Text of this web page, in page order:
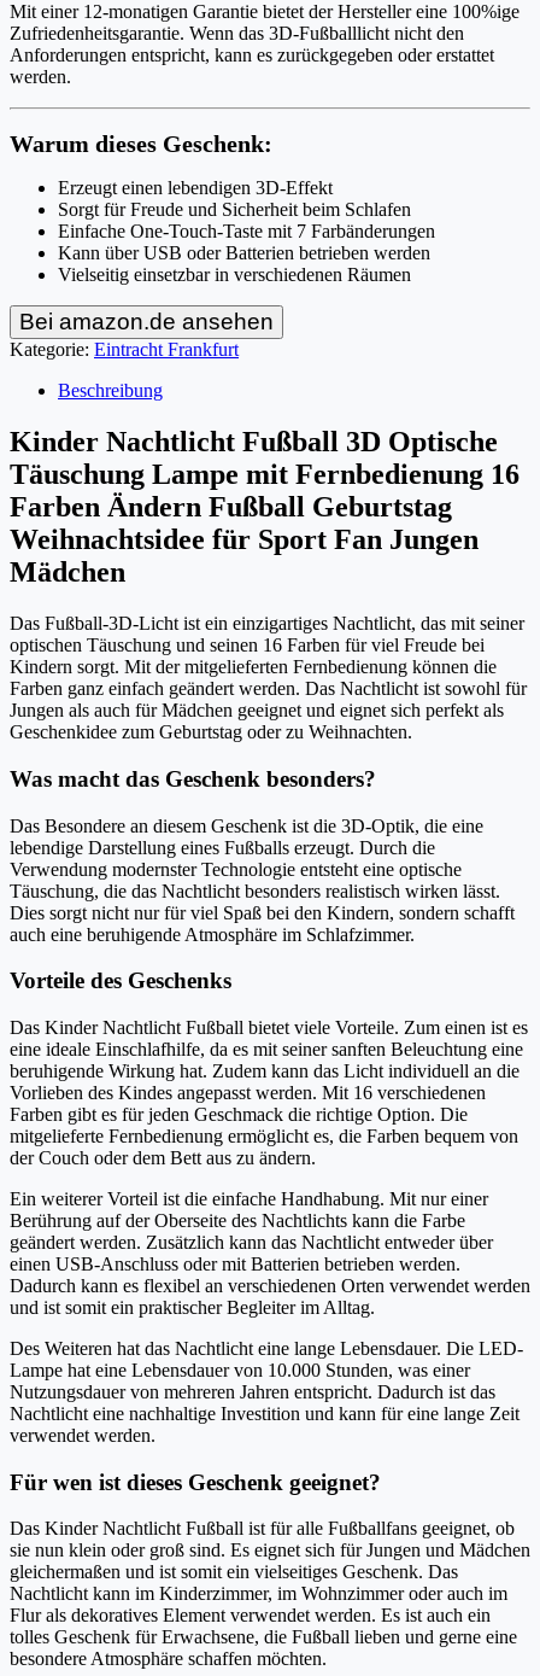
Mit einer 12-monatigen Garantie bietet der Hersteller eine 100%ige
Zufriedenheitsgarantie. Wenn das 3D-Fußballlicht nicht den
Anforderungen entspricht, kann es zurückgegeben oder erstattet
werden.
Warum dieses Geschenk:
Erzeugt einen lebendigen 3D-Effekt
Sorgt für Freude und Sicherheit beim Schlafen
Einfache One-Touch-Taste mit 7 Farbänderungen
Kann über USB oder Batterien betrieben werden
Vielseitig einsetzbar in verschiedenen Räumen
Bei amazon.de ansehen
Kategorie: Eintracht Frankfurt
Beschreibung
Kinder Nachtlicht Fußball 3D Optische
Täuschung Lampe mit Fernbedienung 16
Farben Ändern Fußball Geburtstag
Weihnachtsidee für Sport Fan Jungen
Mädchen
Das Fußball-3D-Licht ist ein einzigartiges Nachtlicht, das mit seiner
optischen Täuschung und seinen 16 Farben für viel Freude bei
Kindern sorgt. Mit der mitgelieferten Fernbedienung können die
Farben ganz einfach geändert werden. Das Nachtlicht ist sowohl für
Jungen als auch für Mädchen geeignet und eignet sich perfekt als
Geschenkidee zum Geburtstag oder zu Weihnachten.
Was macht das Geschenk besonders?
Das Besondere an diesem Geschenk ist die 3D-Optik, die eine
lebendige Darstellung eines Fußballs erzeugt. Durch die
Verwendung modernster Technologie entsteht eine optische
Täuschung, die das Nachtlicht besonders realistisch wirken lässt.
Dies sorgt nicht nur für viel Spaß bei den Kindern, sondern schafft
auch eine beruhigende Atmosphäre im Schlafzimmer.
Vorteile des Geschenks
Das Kinder Nachtlicht Fußball bietet viele Vorteile. Zum einen ist es
eine ideale Einschlafhilfe, da es mit seiner sanften Beleuchtung eine
beruhigende Wirkung hat. Zudem kann das Licht individuell an die
Vorlieben des Kindes angepasst werden. Mit 16 verschiedenen
Farben gibt es für jeden Geschmack die richtige Option. Die
mitgelieferte Fernbedienung ermöglicht es, die Farben bequem von
der Couch oder dem Bett aus zu ändern.
Ein weiterer Vorteil ist die einfache Handhabung. Mit nur einer
Berührung auf der Oberseite des Nachtlichts kann die Farbe
geändert werden. Zusätzlich kann das Nachtlicht entweder über
einen USB-Anschluss oder mit Batterien betrieben werden.
Dadurch kann es flexibel an verschiedenen Orten verwendet werden
und ist somit ein praktischer Begleiter im Alltag.
Des Weiteren hat das Nachtlicht eine lange Lebensdauer. Die LED-
Lampe hat eine Lebensdauer von 10.000 Stunden, was einer
Nutzungsdauer von mehreren Jahren entspricht. Dadurch ist das
Nachtlicht eine nachhaltige Investition und kann für eine lange Zeit
verwendet werden.
Für wen ist dieses Geschenk geeignet?
Das Kinder Nachtlicht Fußball ist für alle Fußballfans geeignet, ob
sie nun klein oder groß sind. Es eignet sich für Jungen und Mädchen
gleichermaßen und ist somit ein vielseitiges Geschenk. Das
Nachtlicht kann im Kinderzimmer, im Wohnzimmer oder auch im
Flur als dekoratives Element verwendet werden. Es ist auch ein
tolles Geschenk für Erwachsene, die Fußball lieben und gerne eine
besondere Atmosphäre schaffen möchten.